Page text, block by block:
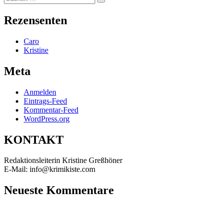
nach:
Suchen
Rezensenten
Caro
Kristine
Meta
Anmelden
Eintrags-Feed
Kommentar-Feed
WordPress.org
KONTAKT
Redaktionsleiterin Kristine Greßhöner
E-Mail: info@krimikiste.com
Neueste Kommentare